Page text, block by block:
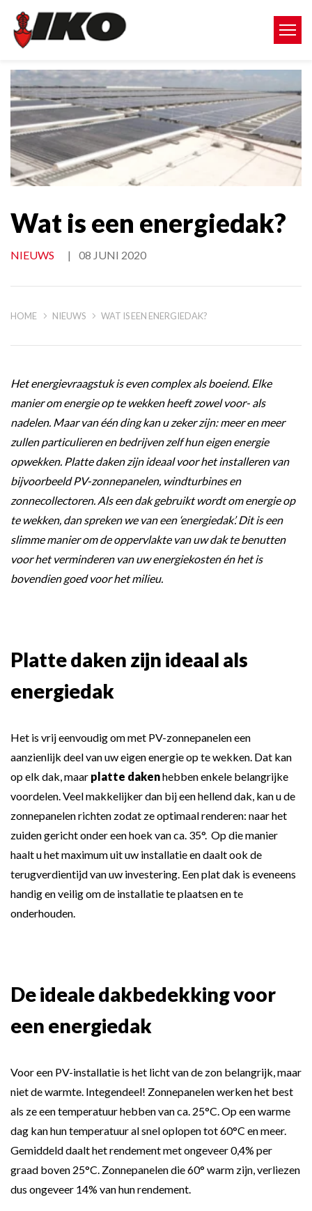
Wat is een energiedak?
NIEUWS | 08 JUNI 2020
HOME NIEUWS WAT IS EEN ENERGIEDAK?
Het energievraagstuk is even complex als boeiend. Elke
manier om energie op te wekken heeft zowel voor- als
nadelen. Maar van één ding kan u zeker zijn: meer en meer
zullen particulieren en bedrijven zelf hun eigen energie
opwekken. Platte daken zijn ideaal voor het installeren van
bijvoorbeeld PV-zonnepanelen, windturbines en
zonnecollectoren. Als een dak gebruikt wordt om energie op
te wekken, dan spreken we van een ‘energiedak’. Dit is een
slimme manier om de oppervlakte van uw dak te benutten
voor het verminderen van uw energiekosten én het is
bovendien goed voor het milieu.
Platte daken zijn ideaal als
energiedak
Het is vrij eenvoudig om met PV-zonnepanelen een
aanzienlijk deel van uw eigen energie op te wekken. Dat kan
op elk dak, maar platte dakenhebben enkele belangrijke
voordelen. Veel makkelijker dan bij een hellend dak, kan u de
zonnepanelen richten zodat ze optimaal renderen: naar het
zuiden gericht onder een hoek van ca. 35°. Op die manier
haalt u het maximum uit uw installatie en daalt ook de
terugverdientijd van uw investering. Een plat dak is eveneens
handig en veilig om de installatie te plaatsen en te
onderhouden.
De ideale dakbedekking voor
een energiedak
Voor een PV-installatie is het licht van de zon belangrijk, maar
niet de warmte. Integendeel! Zonnepanelen werken het best
als ze een temperatuur hebben van ca. 25°C. Op een warme
dag kan hun temperatuur al snel oplopen tot 60°C en meer.
Gemiddeld daalt het rendement met ongeveer 0,4% per
graad boven 25°C. Zonnepanelen die 60° warm zijn, verliezen
dus ongeveer 14% van hun rendement.